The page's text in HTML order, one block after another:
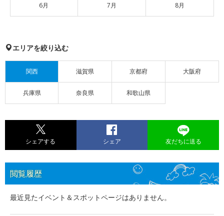
6月 7月 8月
エリアを絞り込む
関西 滋賀県 京都府 大阪府
兵庫県 奈良県 和歌山県
シェアする シェア 友だちに送る
閲覧履歴
最近見たイベント＆スポットページはありません。